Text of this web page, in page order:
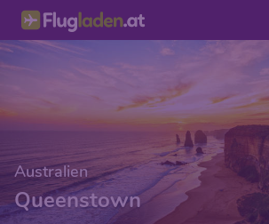
Australien
Queenstown